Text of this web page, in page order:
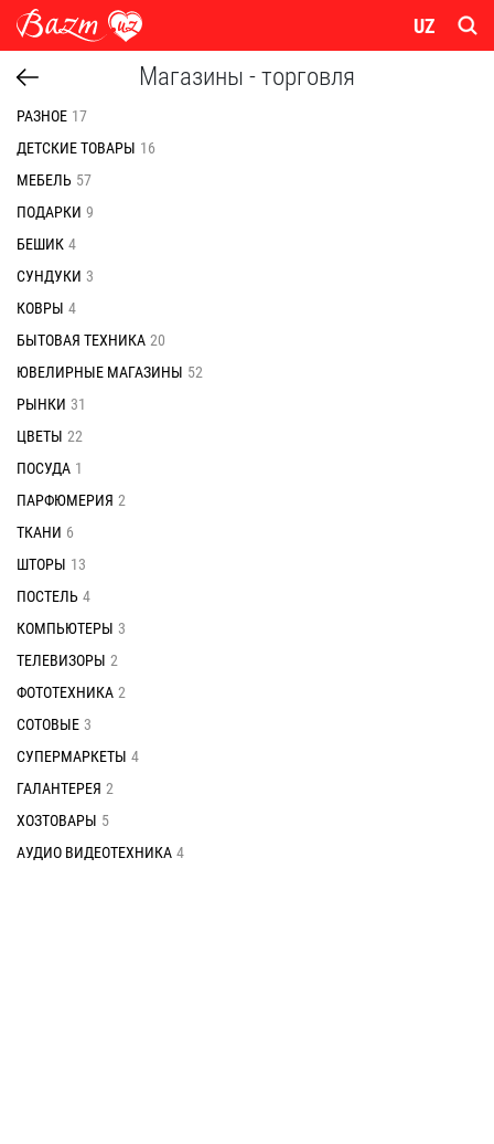
UZ
Магазины - торговля
РАЗНОЕ 17
ДЕТСКИЕ ТОВАРЫ 16
МЕБЕЛЬ 57
ПОДАРКИ 9
БЕШИК 4
СУНДУКИ 3
КОВРЫ 4
БЫТОВАЯ ТЕХНИКА 20
ЮВЕЛИРНЫЕ МАГАЗИНЫ 52
РЫНКИ 31
ЦВЕТЫ 22
ПОСУДА 1
ПАРФЮМЕРИЯ 2
ТКАНИ 6
ШТОРЫ 13
ПОСТЕЛЬ 4
КОМПЬЮТЕРЫ 3
ТЕЛЕВИЗОРЫ 2
ФОТОТЕХНИКА 2
СОТОВЫЕ 3
СУПЕРМАРКЕТЫ 4
ГАЛАНТЕРЕЯ 2
ХОЗТОВАРЫ 5
АУДИО ВИДЕОТЕХНИКА 4